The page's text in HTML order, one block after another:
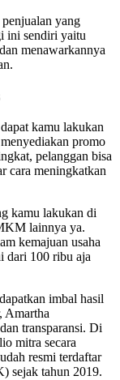
yang
ini sendiri yaitu
menawarkannya
kamu lakukan
promo
pelanggan bisa
cara meningkatkan
kamu lakukan di
lainnya ya.
kemajuan usaha
dari 100 ribu aja
imbal hasil
Amartha
transparansi. Di
mitra secara
resmi terdaftar
sejak tahun 2019.